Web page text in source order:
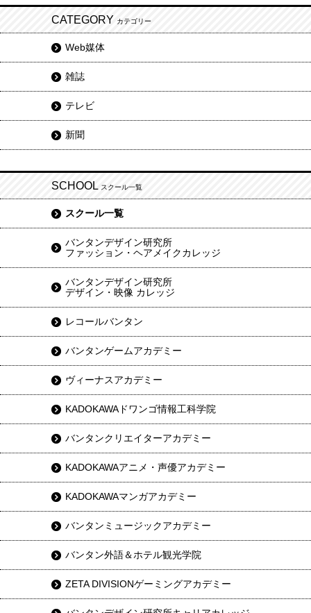
CATEGORY カテゴリー
Web媒体
雑誌
テレビ
新聞
SCHOOL スクール一覧
スクール一覧
バンタンデザイン研究所
ファッション・ヘアメイクカレッジ
バンタンデザイン研究所
デザイン・映像 カレッジ
レコールバンタン
バンタンゲームアカデミー
ヴィーナスアカデミー
KADOKAWAドワンゴ情報工科学院
バンタンクリエイターアカデミー
KADOKAWAアニメ・声優アカデミー
KADOKAWAマンガアカデミー
バンタンミュージックアカデミー
バンタン外語＆ホテル観光学院
ZETA DIVISIONゲーミングアカデミー